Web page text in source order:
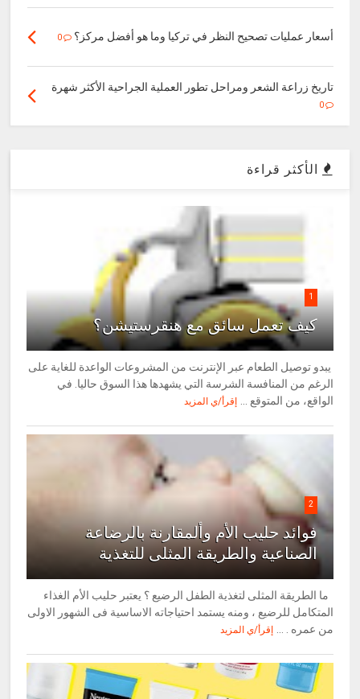
أسعار عمليات تصحيح النظر في تركيا وما هو أفضل مركز؟ 0
تاريخ زراعة الشعر ومراحل تطور العملية الجراحية الأكثر شهرة
0
الأكثر قراءة
1
كيف تعمل سائق مع هنقرستيشن؟
يبدو توصيل الطعام عبر الإنترنت من المشروعات الواعدة للغاية على
الرغم من المنافسة الشرسة التي يشهدها هذا السوق حاليا. في
الواقع، من المتوقع ...
إقرأ/ي المزيد
2
فوائد حليب الأم وألمقارنة بالرضاعة
الصناعية والطريقة المثلى للتغذية
ما الطريقة المثلى لتغذية الطفل الرضيع ؟ يعتبر حليب الأم الغذاء
المتكامل للرضيع ، ومنه يستمد احتياجاته الاساسية فى الشهور الاولى
من عمره . ...
إقرأ/ي المزيد